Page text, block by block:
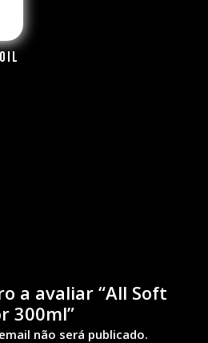
a avaliar “All Soft
300ml”
não será publicado.